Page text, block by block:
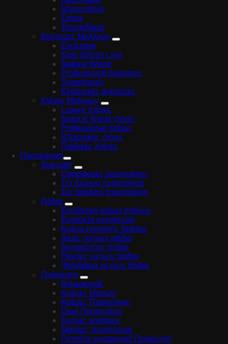
Μπομπάρια
Στέκες
Τσιμπιδάκια
Βούρτσες Μαλλιών
Exclusive
Kids Silicon Line
Natural Wood
Professional βούρτσες
Superbrush
Κλασσικές βούρτσες
Χτένες Μαλλιών
Luxury Χτένες
Natural Wood χτένες
Professional Χτένες
Κλασσικές χτένες
Παιδικές Χτένες
Περιποίηση
Specials
Προσφορές περιποίηση
Σετ Δώρου περιποίηση
Σετ ταξιδιού περιποίηση
Πόδια
Ενυδατική κρέμα ποδιών
Εργαλεία πεντικιούρ
Κρέμα εντατικής θρέψης
Λίμες νυχιών πόδια
Νυχοκόπτες πόδια
Πένσες νυχιών πόδια
Ψαλιδάκια νυχιών πόδια
Πρόσωπο
Ντεμακιγιάζ
Κρέμες Ματιών
Κρέμες Προσώπου
Οροί Προσώπου
Konjac sponges
Μάσκες προσώπου
Πετσέτα ντεμακιγιάζ Πρόσωπο